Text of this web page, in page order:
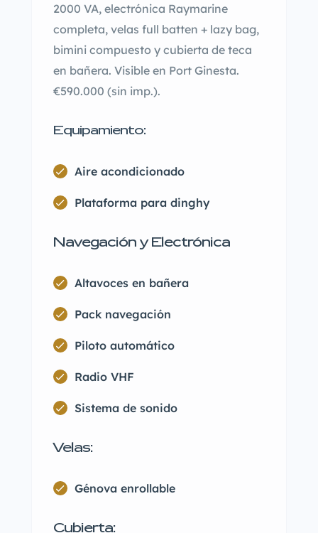
2000 VA, electrónica Raymarine
completa, velas full batten + lazy bag,
bimini compuesto y cubierta de teca
en bañera. Visible en Port Ginesta.
€590.000 (sin imp.).
Equipamiento:
Aire acondicionado
Plataforma para dinghy
Navegación y Electrónica
Altavoces en bañera
Pack navegación
Piloto automático
Radio VHF
Sistema de sonido
Velas:
Génova enrollable
Cubierta: